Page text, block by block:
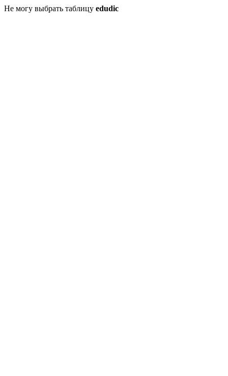
Не могу выбрать таблицу edudic